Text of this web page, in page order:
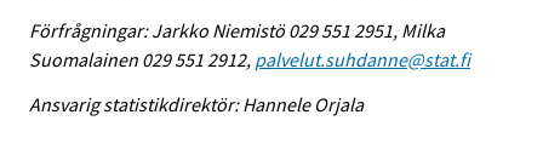
Förfrågningar: Jarkko Niemistö 029 551 2951, Milka
Suomalainen 029 551 2912, palvelut.suhdanne@stat.fi
Ansvarig statistikdirektör: Hannele Orjala